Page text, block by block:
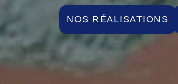
NOS RÉALISATIONS